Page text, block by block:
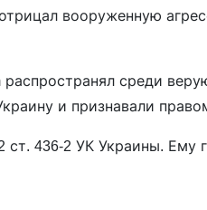
вооруженную
распространял среди
и признавали
436-2 УК Украины. Ему